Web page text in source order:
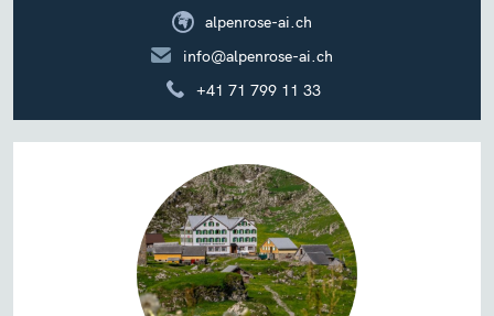
alpenrose-ai.ch
info@alpenrose-ai.ch
+41 71 799 11 33